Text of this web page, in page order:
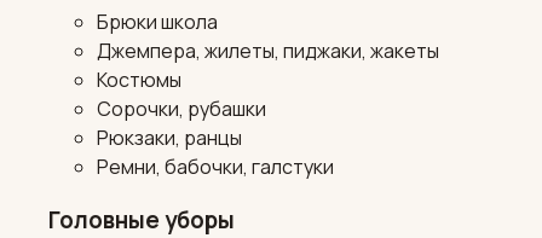
Брюки школа
Джемпера, жилеты, пиджаки, жакеты
Костюмы
Сорочки, рубашки
Рюкзаки, ранцы
Ремни, бабочки, галстуки
Головные уборы